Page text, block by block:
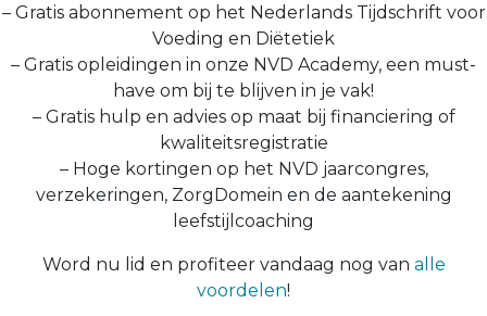
– Gratis abonnement op het Nederlands Tijdschrift voor
Voeding en Diëtetiek
– Gratis opleidingen in onze NVD Academy, een must-
have om bij te blijven in je vak!
– Gratis hulp en advies op maat bij financiering of
kwaliteitsregistratie
– Hoge kortingen op het NVD jaarcongres,
verzekeringen, ZorgDomein en de aantekening
leefstijlcoaching
Word nu lid en profiteer vandaag nog van alle
voordelen!